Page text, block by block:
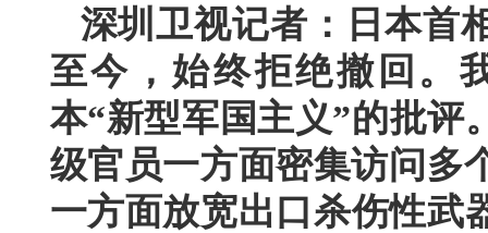
深圳卫视记者：日本首
至今，始终拒绝撤回。
本“新型军国主义”的批评
级官员一方面密集访问多
一方面放宽出口杀伤性武